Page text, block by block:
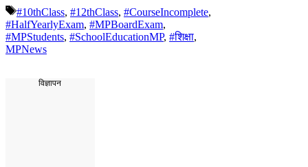
Tags
#10thClass, #12thClass, #CourseIncomplete,
#HalfYearlyExam, #MPBoardExam,
#MPStudents, #SchoolEducationMP, #शिक्षा,
MPNews
विज्ञापन